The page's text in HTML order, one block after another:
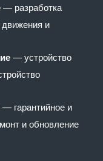
— разработка
и
— устройство
— гарантийное и
и обновление